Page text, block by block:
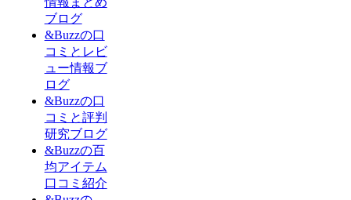
ブログ
&Buzzの口
コミとレビ
ュー情報ブ
ログ
&Buzzの口
コミと評判
研究ブログ
&Buzzの百
均アイテム
口コミ紹介